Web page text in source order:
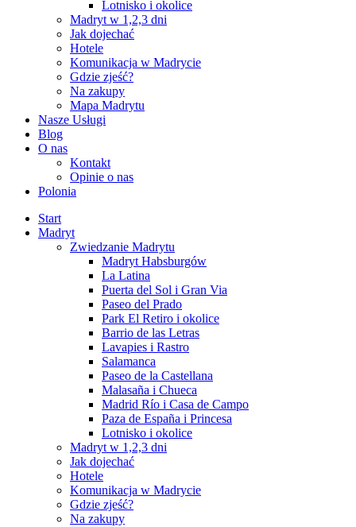
Lotnisko i okolice
Madryt w 1,2,3 dni
Jak dojechać
Hotele
Komunikacja w Madrycie
Gdzie zjeść?
Na zakupy
Mapa Madrytu
Nasze Usługi
Blog
O nas
Kontakt
Opinie o nas
Polonia
Start
Madryt
Zwiedzanie Madrytu
Madryt Habsburgów
La Latina
Puerta del Sol i Gran Via
Paseo del Prado
Park El Retiro i okolice
Barrio de las Letras
Lavapies i Rastro
Salamanca
Paseo de la Castellana
Malasaña i Chueca
Madrid Río i Casa de Campo
Paza de España i Princesa
Lotnisko i okolice
Madryt w 1,2,3 dni
Jak dojechać
Hotele
Komunikacja w Madrycie
Gdzie zjeść?
Na zakupy